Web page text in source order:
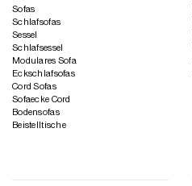
Sofas
Schlafsofas
Sessel
Schlafsessel
Modulares Sofa
Eckschlafsofas
Cord Sofas
Sofaecke Cord
Bodensofas
Beistelltische